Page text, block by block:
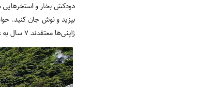
دودکش بخار و
بپزید و نوش جان کنید.
ژاپنی‌ها معتقدند ۷ سال به عمر شما می‌افزاید.